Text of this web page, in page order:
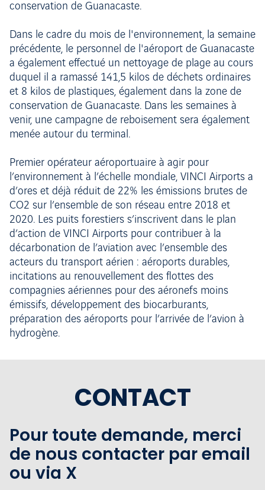
conservation de Guanacaste.
Dans le cadre du mois de l'environnement, la semaine
précédente, le personnel de l'aéroport de Guanacaste
a également effectué un nettoyage de plage au cours
duquel il a ramassé 141,5 kilos de déchets ordinaires
et 8 kilos de plastiques, également dans la zone de
conservation de Guanacaste. Dans les semaines à
venir, une campagne de reboisement sera également
menée autour du terminal.
Premier opérateur aéroportuaire à agir pour
l’environnement à l’échelle mondiale, VINCI Airports a
d’ores et déjà réduit de 22% les émissions brutes de
CO2 sur l’ensemble de son réseau entre 2018 et
2020. Les puits forestiers s’inscrivent dans le plan
d’action de VINCI Airports pour contribuer à la
décarbonation de l’aviation avec l’ensemble des
acteurs du transport aérien : aéroports durables,
incitations au renouvellement des flottes des
compagnies aériennes pour des aéronefs moins
émissifs, développement des biocarburants,
préparation des aéroports pour l’arrivée de l’avion à
hydrogène.
CONTACT
Pour toute demande, merci
de nous contacter par email
ou via X